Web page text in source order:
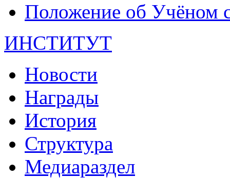
Положение об Учёном
ИНСТИТУТ
Новости
Награды
История
Структура
Медиараздел